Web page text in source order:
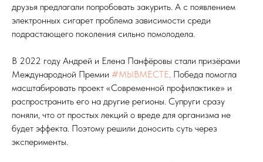
друзья предлагали попробовать закурить. А с появлением
электронных сигарет проблема зависимости среди
подрастающего поколения сильно помолодела.
В 2022 году Андрей и Елена Панфёровы стали призёрами
Международной Премии #МЫВМЕСТЕ . Победа помогла
масштабировать проект «Современной профилактике» и
распространить его на другие регионы. Супруги сразу
поняли, что от простых лекций о вреде для организма не
будет эффекта. Поэтому решили доносить суть через
эксперименты.